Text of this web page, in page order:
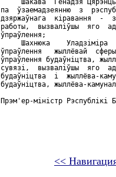
Шакава  Генадзя
па  ўзаемадзеянню  з
дзяржаўнага  кiравання  -
работы,  вызвалiўшы  яго
ўпраўлення;
Шахнюка    Уладзiмiра
ўпраўлення   жыллёвай
ўпраўлення будаўнiцтва,
сувязi,  вызвалiўшы  яго  ад
будаўнiцтва  i  жыллёва-
будаўнiцтва, жыллёва-
Прэм'ер-мiнiстр
<<